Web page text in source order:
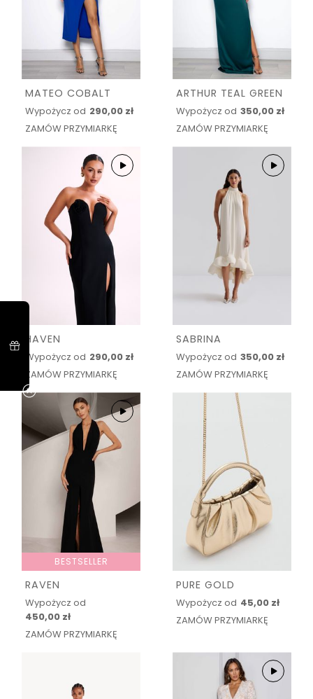
MATEO COBALT
Wypożycz od 290,00 zł
ZAMÓW PRZYMIARKĘ
ARTHUR TEAL GREEN
Wypożycz od 350,00 zł
ZAMÓW PRZYMIARKĘ
HAVEN
Wypożycz od 290,00 zł
ZAMÓW PRZYMIARKĘ
SABRINA
Wypożycz od 350,00 zł
ZAMÓW PRZYMIARKĘ
BESTSELLER
RAVEN
Wypożycz od
450,00 zł
ZAMÓW PRZYMIARKĘ
PURE GOLD
Wypożycz od 45,00 zł
ZAMÓW PRZYMIARKĘ